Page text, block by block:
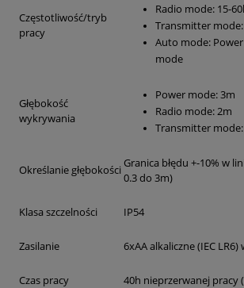
Częstotliwość/tryb
pracy
Radio mode: 15-
Transmitter mode:
Auto mode:
mode
Głębokość
wykrywania
Power mode: 3m
Radio mode: 2m
Transmitter
Określanie głębokości Granica błędu +-10% w
0.3 do 3m)
Klasa szczelności IP54
Zasilanie 6xAA alkaliczne (IEC LR6)
Czas pracy 40h nieprzerwanej pracy